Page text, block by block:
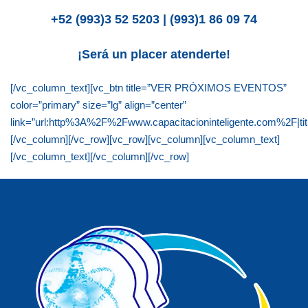
+52 (993)3 52 5203 | (993)1 86 09 74
¡Será un placer atenderte!
[/vc_column_text][vc_btn title=”VER PRÓXIMOS EVENTOS”
color=”primary” size=”lg” align=”center”
[/vc_column][/vc_row][vc_row][vc_column][vc_column_text]
[/vc_column_text][/vc_column][/vc_row]